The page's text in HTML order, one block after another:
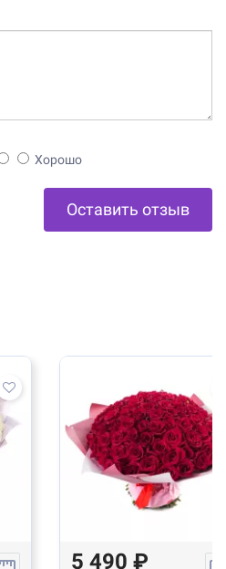
Хорошо
Оставить отзыв
5 490 ₽